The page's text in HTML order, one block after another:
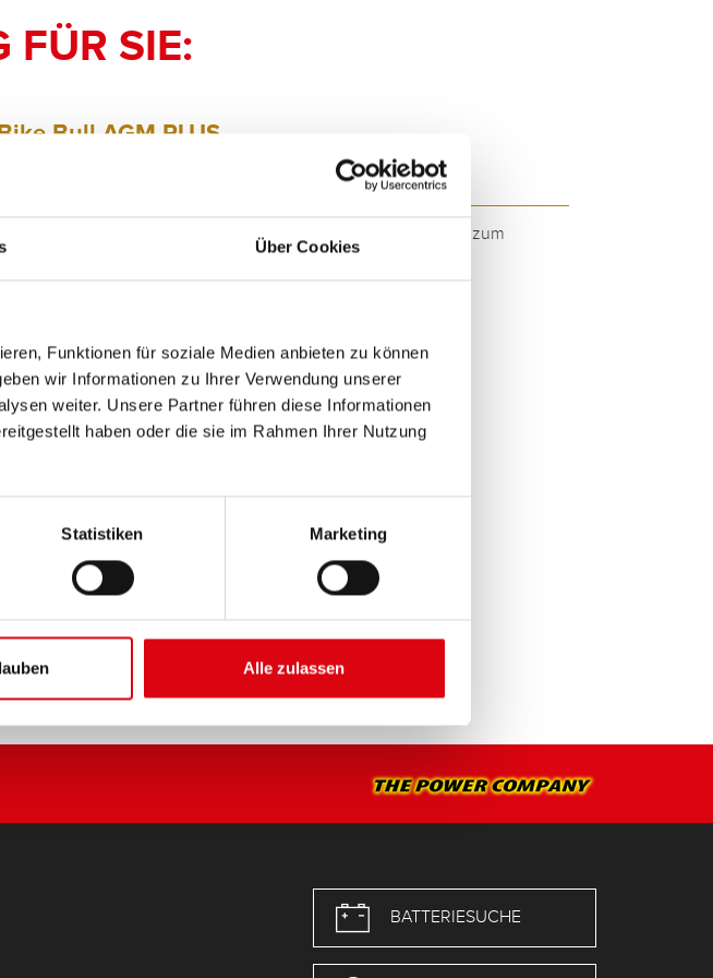
Über Cookies
Funktionen für soziale Medien anbieten zu können
wir Informationen zu Ihrer Verwendung unserer
weiter. Unsere Partner führen diese Informationen
haben oder die sie im Rahmen Ihrer Nutzung
Statistiken Marketing
Alle zulassen
FÜR SIE:
Bull AGM PLUS
AGM PLUS 518 21 / BGTX20-3 - GTX20-3
Das Aushängeschild der Banner Markenqualität. Originalqualität zum
(OE).
Batterie kaufen:
HÄNDLER & EINBAUSERVICE >
BATTERIESUCHE